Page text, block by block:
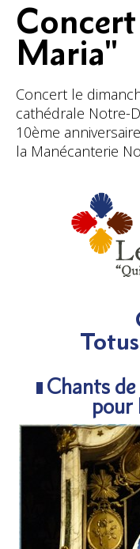
Maria"
Concert le
cathédrale Notre-
10ème
la Manécanterie
Chants
pour